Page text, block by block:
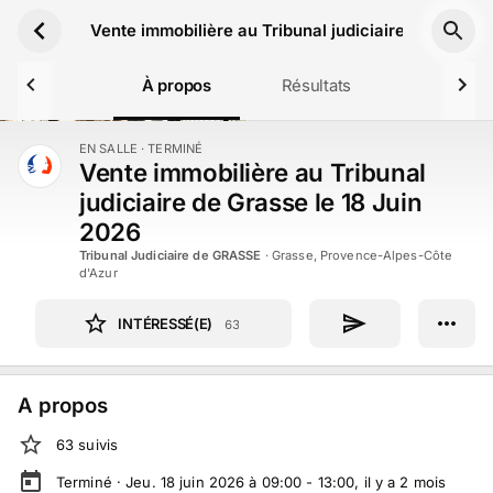
Vente immobilière au Tribunal judiciaire de
À propos Résultats
TERMINÉ EN SALLE · TERMINÉ
Vente immobilière au Tribunal
judiciaire de Grasse le 18 Juin
2026
Tribunal Judiciaire de GRASSE · Grasse, Provence-Alpes-Côte
d'Azur
INTÉRESSÉ(E) 63
A propos
63 suivis
Terminé ·Jeu. 18 juin 2026 à 09:00 - 13:00, il y a 2 mois